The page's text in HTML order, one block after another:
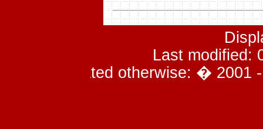
Last modified:
If not stated otherwise: � 2001